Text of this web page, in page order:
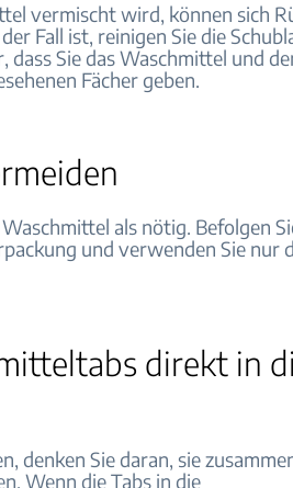
vermischt wird, können sich
Fall ist, reinigen Sie die
dass Sie das Waschmittel und
Fächer geben.
als nötig. Befolgen
und verwenden Sie nur
direkt in
denken Sie daran, sie
Wenn die Tabs in die